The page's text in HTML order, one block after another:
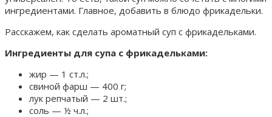
ингредиентами. Главное, добавить в блюдо фрикадельки.
Расскажем, как сделать ароматный суп с фрикадельками.
Ингредиенты для супа с фрикадельками:
жир — 1 ст.л.;
свиной фарш — 400 г;
лук репчатый — 2 шт.;
соль — ½ ч.л.;